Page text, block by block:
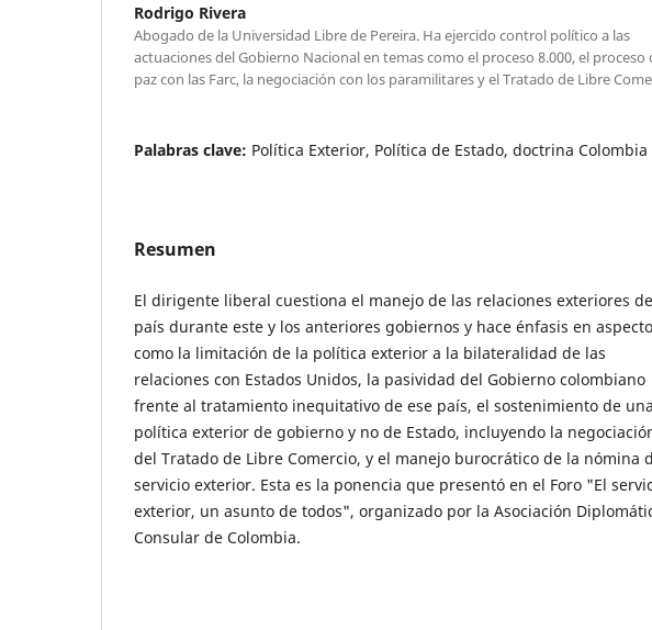
Rodrigo Rivera
Abogado de la Universidad Libre de Pereira. Ha ejercido control político a las
actuaciones del Gobierno Nacional en temas como el proceso 8.000, el proceso
paz con las Farc, la negociación con los paramilitares y el Tratado de Libre
Palabras clave: Política Exterior, Política de Estado, doctrina Colombia
Resumen
El dirigente liberal cuestiona el manejo de las relaciones exteriores
país durante este y los anteriores gobiernos y hace énfasis en
como la limitación de la política exterior a la bilateralidad de las
relaciones con Estados Unidos, la pasividad del Gobierno colombiano
frente al tratamiento inequitativo de ese país, el sostenimiento de una
política exterior de gobierno y no de Estado, incluyendo la
del Tratado de Libre Comercio, y el manejo burocrático de la nómina
servicio exterior. Esta es la ponencia que presentó en el Foro "El
exterior, un asunto de todos", organizado por la Asociación
Consular de Colombia.